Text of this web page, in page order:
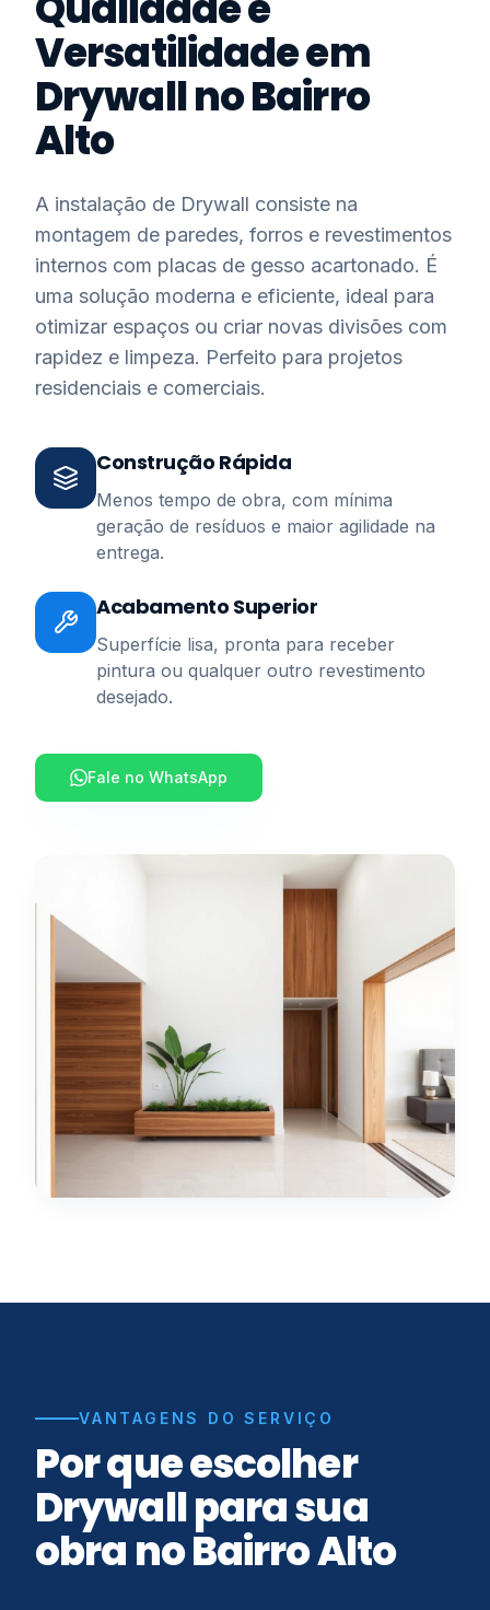
Versatilidade em
Drywall no Bairro
Alto
A instalação de Drywall consiste na
montagem de paredes, forros e revestimentos
internos com placas de gesso acartonado. É
uma solução moderna e eficiente, ideal para
otimizar espaços ou criar novas divisões com
rapidez e limpeza. Perfeito para projetos
residenciais e comerciais.
Construção Rápida
Menos tempo de obra, com mínima
geração de resíduos e maior agilidade na
entrega.
Acabamento Superior
Superfície lisa, pronta para receber
pintura ou qualquer outro revestimento
desejado.
Fale no WhatsApp
VANTAGENS DO SERVIÇO
Por que escolher
Drywall para sua
obra no Bairro Alto